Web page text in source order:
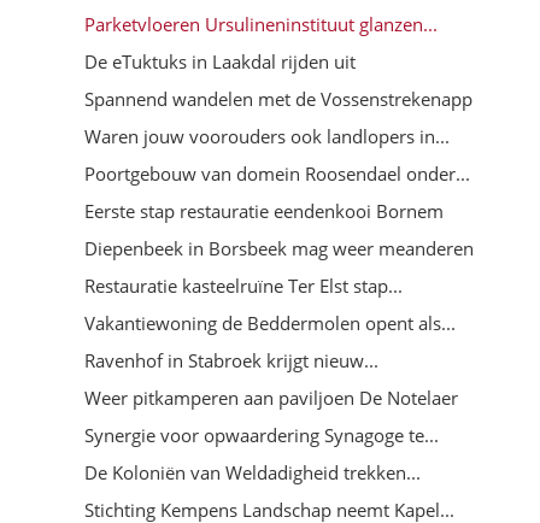
Parketvloeren Ursulineninstituut glanzen...
De eTuktuks in Laakdal rijden uit
Spannend wandelen met de Vossenstrekenapp
Waren jouw voorouders ook landlopers in...
Poortgebouw van domein Roosendael onder...
Eerste stap restauratie eendenkooi Bornem
Diepenbeek in Borsbeek mag weer meanderen
Restauratie kasteelruïne Ter Elst stap...
Vakantiewoning de Beddermolen opent als...
Ravenhof in Stabroek krijgt nieuw...
Weer pitkamperen aan paviljoen De Notelaer
Synergie voor opwaardering Synagoge te...
De Koloniën van Weldadigheid trekken...
Stichting Kempens Landschap neemt Kapel...